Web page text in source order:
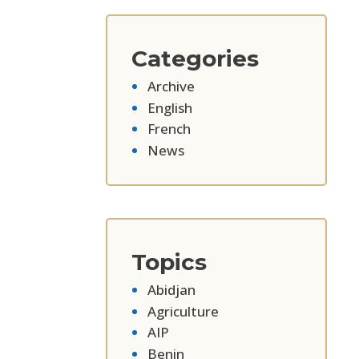
Categories
Archive
English
French
News
Topics
Abidjan
Agriculture
AIP
Benin